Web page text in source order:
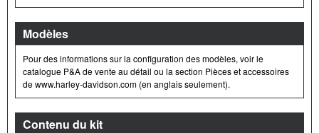
Modèles
Pour des informations sur la configuration des modèles, voir le
catalogue P&A de vente au détail ou la section Pièces et accessoires
de www.harley-davidson.com (en anglais seulement).
Contenu du kit